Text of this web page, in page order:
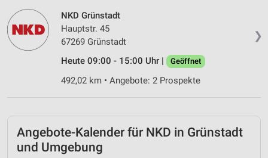
❯
NKD Grünstadt
Hauptstr. 45
67269 Grünstadt
Heute 09:00 - 15:00 Uhr |
Geöffnet
492,02 km • Angebote: 2 Prospekte
Angebote-Kalender für NKD in Grünstadt
und Umgebung